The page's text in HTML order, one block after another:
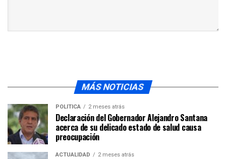
MÁS NOTICIAS
POLÍTICA 2 meses atrás
Declaración del Gobernador Alejandro Santana
acerca de su delicado estado de salud causa
preocupación
ACTUALIDAD 2 meses atrás